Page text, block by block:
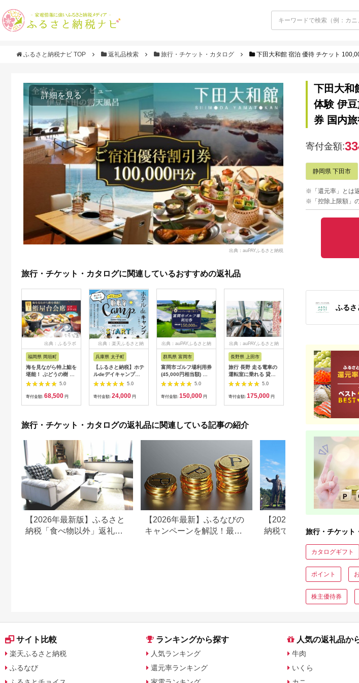
ふるさと納税ナビ TOP 返礼品検索 旅行・チケット・カタログ 下田大和館 宿泊 優待 チケット 100,000円 割
詳細を見る
出典：auPAYふるさと納税
旅行・チケット・カタログに関連しているおすすめの返礼品
出典：ふるラボ
福岡県 岡垣町
海を見ながら特上鮨を
堪能！ ぶどうの樹 鮨
屋台ペア お食事券 海
鮮 海 屋台 食事 ペア
福岡県 岡垣町
5.0
寄付金額: 68,500 円
出典：楽天ふるさと納
兵庫県 太子町
【ふるさと納税】ホテ
ルdeデイキャンプ体
験チケット
【1364991】
5.0
寄付金額: 24,000 円
出典：auPAYふるさと納
群馬県 富岡市
富岡市ゴルフ場利用券
(45,000円相当額) ゴ
ルフ チケット 平日 土
日 祝日 プレー券 関東
群馬県 首都圏 F20E-
5.0
寄付金額: 150,000 円
出典：auPAYふるさと納
長野県 上田市
旅行 長野 走る電車の
運転室に乗れる 貸切
列車でお仕事体験 体
験 チケット 電車 鉄道
列車 サービス 子供 子
5.0
寄付金額: 175,000 円
るさと納税
岐阜県 可児市
富士カントリー可児ク
ラブ利用券（150,000
円分）【0018-007】
5.0
寄付金額:500,000 円
旅行・チケット・カタログの返礼品に関連している記事の紹介
【2026年最新版】ふるさと
納税「食べ物以外」返礼品
【2026年最新】ふるなびの
キャンペーンを解説！最大
【2026年最新版】ふるさと
納税でディズニー返礼品
ト・公式グッズを徹底解説
下田大和
体験 伊
券 国内
寄付金額:
静岡県 下田市
※「還元率」とは
※「控除上限額」
ふるさ
旅行・チケット
カタログギフト
ポイント
株主優待券
サイト比較
楽天ふるさと納税
ふるなび
ランキングから探す
人気ランキング
還元率ランキング
人気の返礼品か
牛肉
いくら